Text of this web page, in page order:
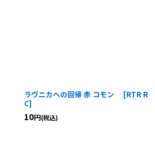
ラヴニカへの回帰 赤 コモン [RTR R
C]
10円(税込)